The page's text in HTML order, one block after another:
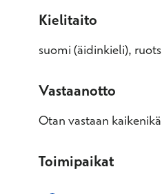
Kielitaito
suomi (äidinkieli),
Vastaanotto
Otan vastaan
Toimipaikat